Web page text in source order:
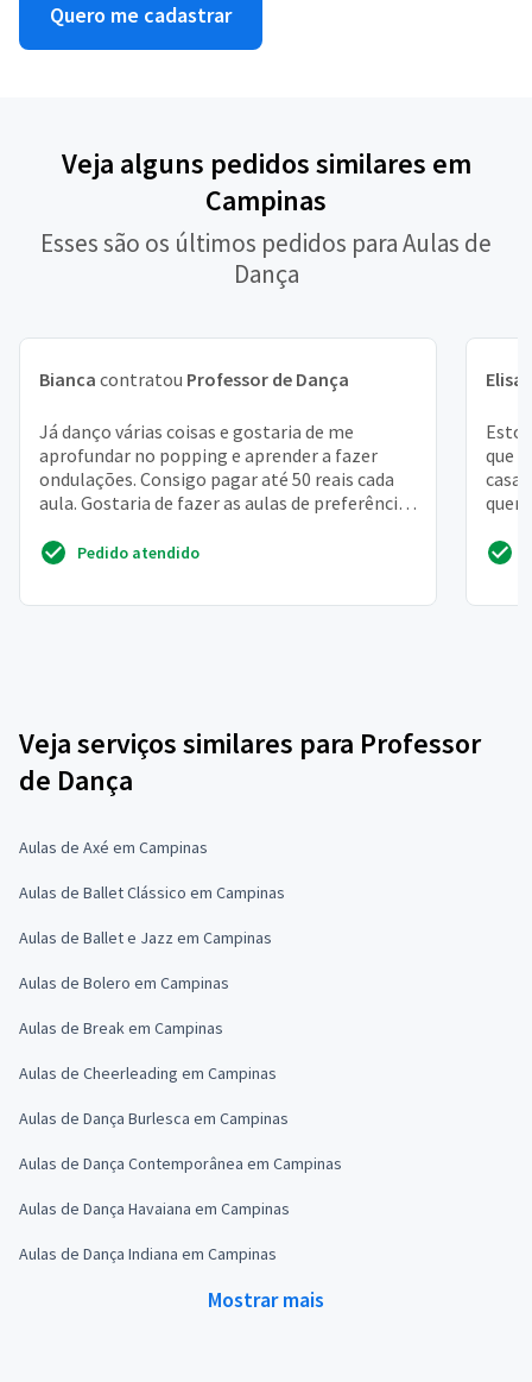
Quero me cadastrar
Veja alguns pedidos similares em
Campinas
Esses são os últimos pedidos para Aulas de
Dança
Bianca contratou Professor de Dança
Já danço várias coisas e gostaria de me
aprofundar no popping e aprender a fazer
ondulações. Consigo pagar até 50 reais cada
aula. Gostaria de fazer as aulas de preferência
Pedido atendido
Elisa
que
Veja serviços similares para Professor
de Dança
Aulas de Axé em Campinas
Aulas de Ballet Clássico em Campinas
Aulas de Ballet e Jazz em Campinas
Aulas de Bolero em Campinas
Aulas de Break em Campinas
Aulas de Cheerleading em Campinas
Aulas de Dança Burlesca em Campinas
Aulas de Dança Contemporânea em Campinas
Aulas de Dança Havaiana em Campinas
Aulas de Dança Indiana em Campinas
Mostrar mais